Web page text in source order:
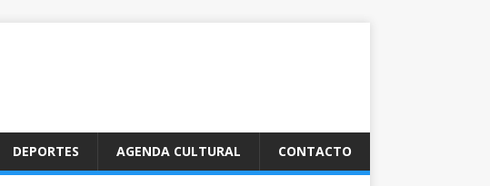
DEPORTES AGENDA CULTURAL CONTACTO